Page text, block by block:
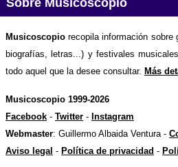
Sobre Musicoscopio
Musicoscopio recopila información sobre
biografías, letras...) y festivales
todo aquel que la desee consultar. Más
Musicoscopio 1999-2026
Facebook - Twitter - Instagram
Webmaster: Guillermo Albaida Ventura -
Aviso legal - Política de privacidad -